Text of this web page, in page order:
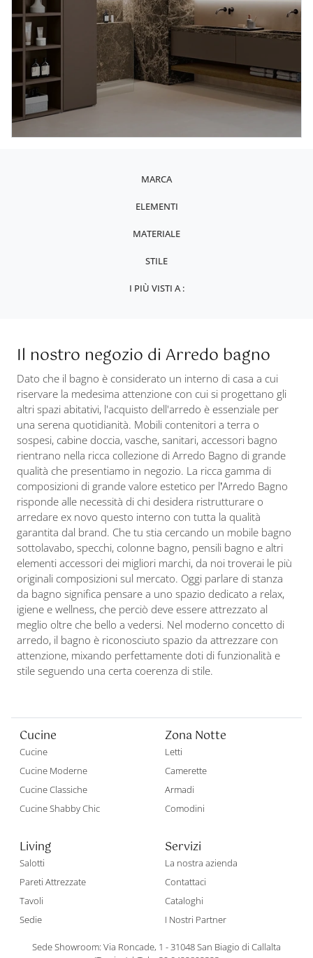
MARCA
ELEMENTI
MATERIALE
STILE
I PIÙ VISTI A :
Il nostro negozio di Arredo bagno
Dato che il bagno è considerato un interno di casa a cui
riservare la medesima attenzione con cui si progettano gli
altri spazi abitativi, l'acquisto dell'arredo è essenziale per
una serena quotidianità. Mobili contenitori a terra o
sospesi, cabine doccia, vasche, sanitari, accessori bagno
rientrano nella ricca collezione di Arredo Bagno di grande
qualità che presentiamo in negozio. La ricca gamma di
composizioni di grande valore estetico per l’Arredo Bagno
risponde alle necessità di chi desidera ristrutturare o
arredare ex novo questo interno con tutta la qualità
garantita dal brand. Che tu stia cercando un mobile bagno
sottolavabo, specchi, colonne bagno, pensili bagno e altri
elementi accessori dei migliori marchi, da noi troverai le più
originali composizioni sul mercato. Oggi parlare di stanza
da bagno significa pensare a uno spazio dedicato a relax,
igiene e wellness, che perciò deve essere attrezzato al
meglio oltre che bello a vedersi. Nel moderno concetto di
arredo, il bagno è riconosciuto spazio da attrezzare con
attenzione, mixando perfettamente doti di funzionalità e
stile seguendo una certa coerenza di stile.
Cucine
Cucine
Cucine Moderne
Cucine Classiche
Cucine Shabby Chic
Zona Notte
Letti
Camerette
Armadi
Comodini
Living
Salotti
Pareti Attrezzate
Tavoli
Sedie
Servizi
La nostra azienda
Contattaci
Cataloghi
I Nostri Partner
Sede Showroom: Via Roncade, 1 - 31048 San Biagio di Callalta